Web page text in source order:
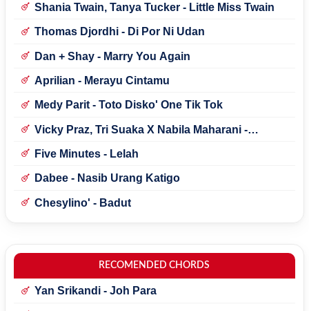
Shania Twain, Tanya Tucker - Little Miss Twain
Thomas Djordhi - Di Por Ni Udan
Dan + Shay - Marry You Again
Aprilian - Merayu Cintamu
Medy Parit - Toto Disko' One Tik Tok
Vicky Praz, Tri Suaka X Nabila Maharani -
Five Minutes - Lelah
Dabee - Nasib Urang Katigo
Chesylino' - Badut
RECOMENDED CHORDS
Yan Srikandi - Joh Para